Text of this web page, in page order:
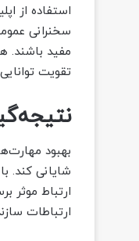
سخنرانی
مفید باشند.
تقویت
بهبود
شایانی کند.
ارتباط موثر
ارتباطات